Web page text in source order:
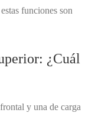
funciones son
¿Cuál
y una de carga